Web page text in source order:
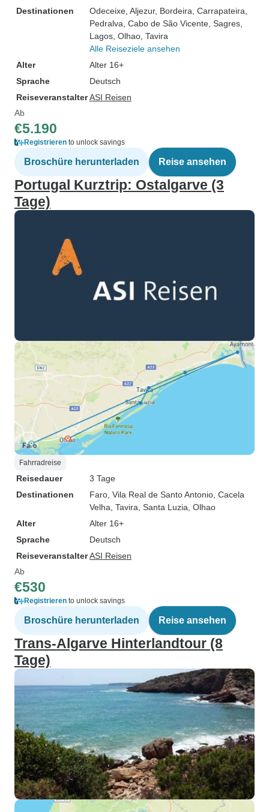
Destinationen
Odeceixe , Aljezur, Bordeira , Carrapateira
Pedralva , Cabo de São Vicente , Sagres
Lagos , Olhao , Tavira
Alle Reiseziele ansehen
Alter
Alter 16+
Sprache
Deutsch
ReiseveranstalterASI Reisen
Ab
€5.190
Registrieren to unlock savings
Broschüre herunterladen Reise ansehen
Portugal Kurztrip: Ostalgarve (3
Tage)
Fahrradreise
Reisedauer
3 Tage
Destinationen
Faro , Vila Real de Santo Antonio , Cacela
Velha , Tavira , Santa Luzia , Olhao
Alter
Alter 16+
Sprache
Deutsch
ReiseveranstalterASI Reisen
Ab
€530
Registrieren to unlock savings
Broschüre herunterladen Reise ansehen
Trans-Algarve Hinterlandtour (8
Tage)